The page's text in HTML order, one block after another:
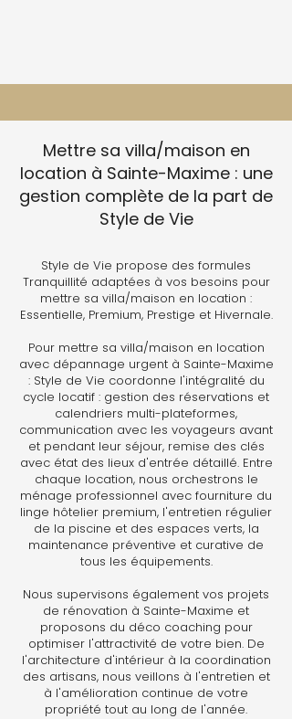
Mettre sa villa/maison en
location à Sainte-Maxime : une
gestion complète de la part de
Style de Vie
Style de Vie propose des formules
Tranquillité adaptées à vos besoins pour
mettre sa villa/maison en location :
Essentielle, Premium, Prestige et Hivernale.
Pour mettre sa villa/maison en location
avec dépannage urgent à Sainte-Maxime
: Style de Vie coordonne l'intégralité du
cycle locatif : gestion des réservations et
calendriers multi-plateformes,
communication avec les voyageurs avant
et pendant leur séjour, remise des clés
avec état des lieux d'entrée détaillé. Entre
chaque location, nous orchestrons le
ménage professionnel avec fourniture du
linge hôtelier premium, l'entretien régulier
de la piscine et des espaces verts, la
maintenance préventive et curative de
tous les équipements.
Nous supervisons également vos projets
de rénovation à Sainte-Maxime et
proposons du déco coaching pour
optimiser l'attractivité de votre bien. De
l'architecture d'intérieur à la coordination
des artisans, nous veillons à l'entretien et
à l'amélioration continue de votre
propriété tout au long de l'année.